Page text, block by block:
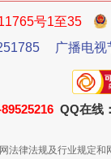
号1至35
广播电
QQ在线
法律法规及行业规定